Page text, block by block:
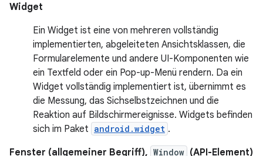
Widget
Ein Widget ist eine von mehreren vollständig
implementierten, abgeleiteten Ansichtsklassen, die
Formularelemente und andere UI-Komponenten wie
ein Textfeld oder ein Pop-up-Menü rendern. Da ein
Widget vollständig implementiert ist, übernimmt es
die Messung, das Sichselbstzeichnen und die
Reaktion auf Bildschirmereignisse. Widgets befinden
sich im Paket android.widget .
Fenster (allgemeiner Begriff), Window (API-Element)